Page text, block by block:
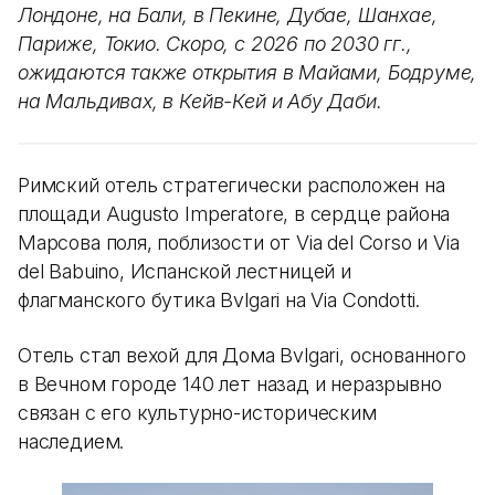
Лондоне, на Бали, в Пекине, Дубае, Шанхае,
Париже, Токио. Скоро, с 2026 по 2030 гг.,
ожидаются также открытия в Майами, Бодруме,
на Мальдивах, в Кейв-Кей и Абу Даби.
Римский отель стратегически расположен на
площади Augusto Imperatore, в сердце района
Марсова поля, поблизости от Via del Corso и Via
del Babuino, Испанской лестницей и
флагманского бутика Bvlgari на Via Condotti.
Отель стал вехой для Дома Bvlgari, основанного
в Вечном городе 140 лет назад и неразрывно
связан с его культурно-историческим
наследием.